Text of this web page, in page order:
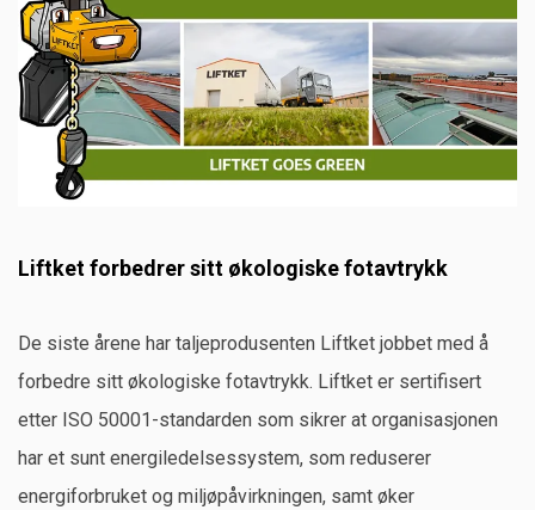
Ny kabelvinsj gir flere fornøyde kunder
Hvorfor skal du velge Red Rooster lufttalje?
Elektrisk jekketralle
En enklere hverdag på lageret?
Liftket forbedrer sitt økologiske fotavtrykk
De siste årene har taljeprodusenten Liftket jobbet med å
forbedre sitt økologiske fotavtrykk. Liftket er sertifisert
etter ISO 50001-standarden som sikrer at organisasjonen
har et sunt energiledelsessystem, som reduserer
energiforbruket og miljøpåvirkningen, samt øker